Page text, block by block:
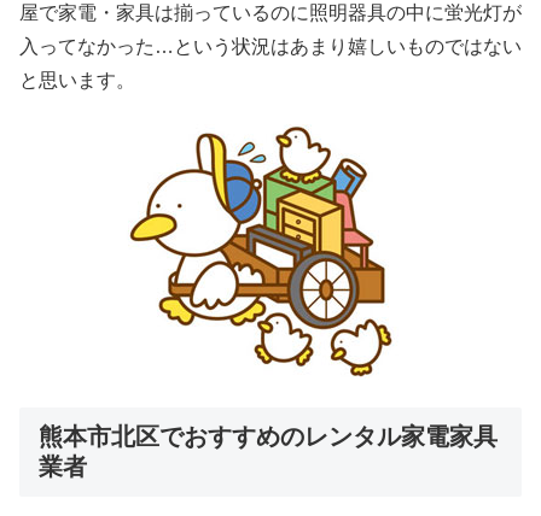
屋で家電・家具は揃っているのに照明器具の中に蛍光灯が
入ってなかった…という状況はあまり嬉しいものではない
と思います。
熊本市北区でおすすめのレンタル家電家具
業者